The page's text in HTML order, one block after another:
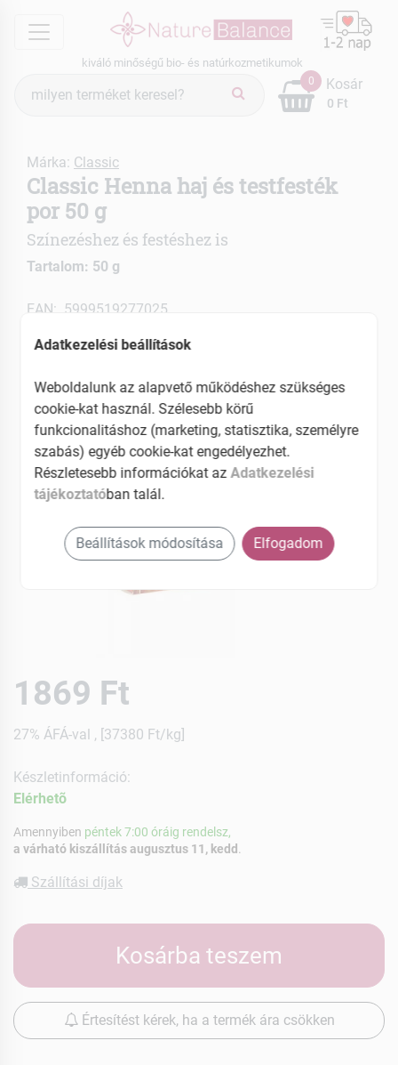
menu
kiváló minőségű bio- és natúrkozmetikumok
keresés
0
0 Ft
Kosár
Márka: Classic
Classic Henna haj és testfesték
por 50 g
Színezéshez és festéshez is
Tartalom: 50 g
EAN: 5999519277025
1869 Ft
27% ÁFÁ-val , [37380 Ft/kg]
Készletinformáció:
Elérhetõ
Amennyiben péntek 7:00 óráig rendelsz,
a várható kiszállítás augusztus 11, kedd
Szállítási díjak
Kosárba teszem
Értesítést kérek, ha a termék ára csökken
Adatkezelési beállítások
Weboldalunk az alapvető működéshez szükséges
cookie-kat használ. Szélesebb körű
funkcionalitáshoz (marketing, statisztika, személyre
szabás) egyéb cookie-kat engedélyezhet.
Részletesebb információkat azAdatkezelési
tájékoztatóban talál.
Beállítások módosítása Elfogadom